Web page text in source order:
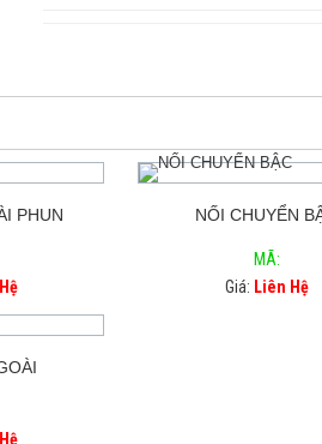
PHUN NỐI CHUYỂN
MÃ:
Giá: Liên Hệ